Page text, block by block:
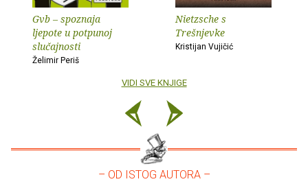
Gvb – spoznaja
ljepote u potpunoj
slučajnosti
Želimir Periš
Nietzsche s
Trešnjevke
Kristijan Vujičić
VIDI SVE KNJIGE
– OD ISTOG AUTORA –